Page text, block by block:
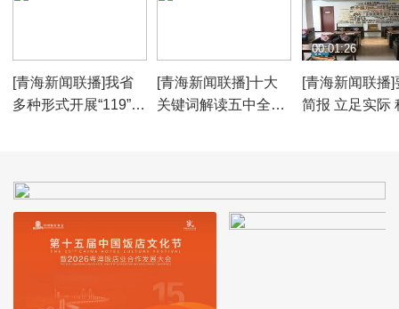
[青海新闻联播]我省
多种形式开展“119”消
[青海新闻联播]十大
关键词解读五中全会
[青海新闻联播]
简报 立足实际
00:01:26